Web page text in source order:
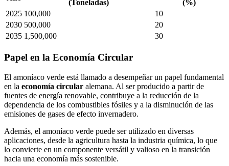
(Toneladas)
(%)
2025 100,000
10
2030 500,000
20
2035 1,500,000 30
Papel en la Economía Circular
El amoníaco verde está llamado a desempeñar un papel fundamental
en la economía circular alemana. Al ser producido a partir de
fuentes de energía renovable, contribuye a la reducción de la
dependencia de los combustibles fósiles y a la disminución de las
emisiones de gases de efecto invernadero.
Además, el amoníaco verde puede ser utilizado en diversas
aplicaciones, desde la agricultura hasta la industria química, lo que
lo convierte en un componente versátil y valioso en la transición
hacia una economía más sostenible.